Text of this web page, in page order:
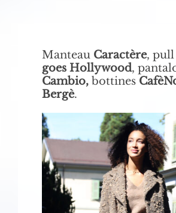
Manteau Caractère, pull
goes Hollywood,
Cambio, bottines
Bergè.